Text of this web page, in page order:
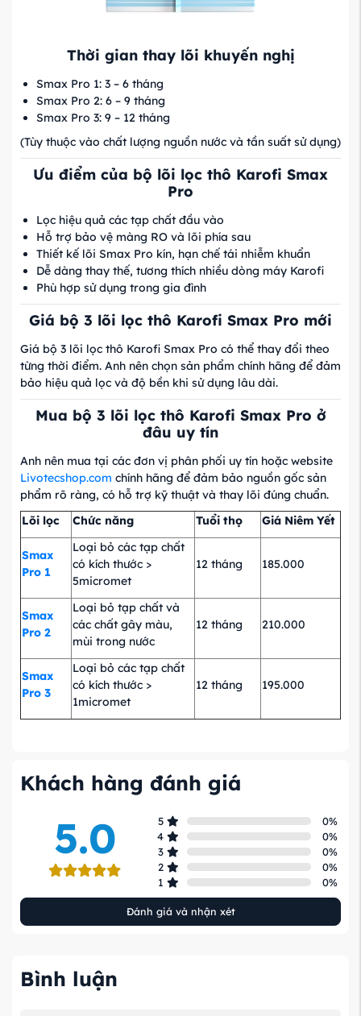
Thời gian thay lõi khuyến nghị
Smax Pro 1: 3 – 6 tháng
Smax Pro 2: 6 – 9 tháng
Smax Pro 3: 9 – 12 tháng
(Tùy thuộc vào chất lượng nguồn nước và tần suất sử dụng)
Ưu điểm của bộ lõi lọc thô Karofi Smax
Pro
Lọc hiệu quả các tạp chất đầu vào
Hỗ trợ bảo vệ màng RO và lõi phía sau
Thiết kế lõi Smax Pro kín, hạn chế tái nhiễm khuẩn
Dễ dàng thay thế, tương thích nhiều dòng máy Karofi
Phù hợp sử dụng trong gia đình
Giá bộ 3 lõi lọc thô Karofi Smax Pro mới
Giá bộ 3 lõi lọc thô Karofi Smax Pro có thể thay đổi theo
từng thời điểm. Anh nên chọn sản phẩm chính hãng để đảm
bảo hiệu quả lọc và độ bền khi sử dụng lâu dài.
Mua bộ 3 lõi lọc thô Karofi Smax Pro ở
đâu uy tín
Anh nên mua tại các đơn vị phân phối uy tín hoặc website
Livotecshop.com chính hãng để đảm bảo nguồn gốc sản
phẩm rõ ràng, có hỗ trợ kỹ thuật và thay lõi đúng chuẩn.
Lõi lọc
Chức năng Tuổi thọ Giá Niêm Yết
Smax
Pro 1
Loại bỏ các tạp chất
có kích thước >
5micromet
12 tháng 185.000
Smax
Pro 2
Loại bỏ tạp chất và
các chất gây màu,
mùi trong nước
12 tháng 210.000
Smax
Pro 3
Loại bỏ các tạp chất
có kích thước >
1micromet
12 tháng 195.000
Khách hàng đánh giá
5.0 5 0%
4
0%
3
0%
2
0%
1
0%
Đánh giá và nhận xét
Bình luận